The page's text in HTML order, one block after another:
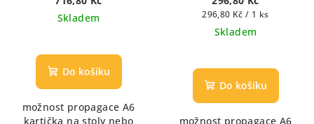
Skladem
Do košíku
možnost propagace A6
kartička na stoly nebo
Měrná
cena:
296,80 Kč / 1 ks
Skladem
hodnocení
produktu
Do košíku
možnost propagace A6